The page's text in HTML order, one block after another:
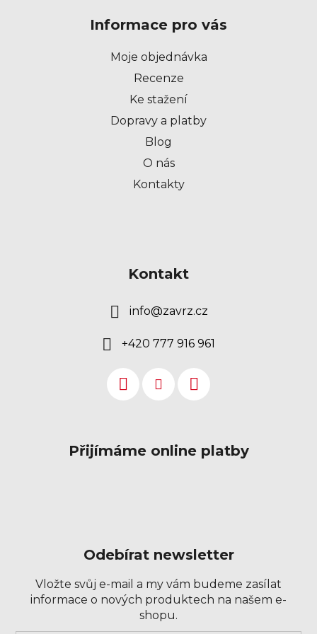
Informace pro vás
Moje objednávka
Recenze
Ke stažení
Dopravy a platby
Blog
O nás
Kontakty
Kontakt
info@zavrz.cz
+420 777 916 961
Přijímáme online platby
Odebírat newsletter
Vložte svůj e-mail a my vám budeme zasílat
informace o nových produktech na našem e-
shopu.